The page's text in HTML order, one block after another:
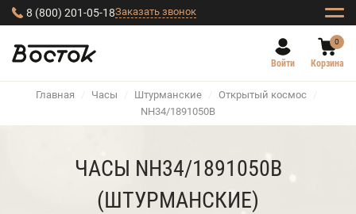
8 (800) 201-05-18Заказать звонок
Войти
0
Корзина
Главная / Часы / Штурманские / Открытый космос
/
NH34/1891050В
ЧАСЫ NH34/1891050В
(ШТУРМАНСКИЕ)